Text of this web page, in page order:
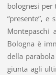
bolognesi per
“presente”,
Montepaschi
Bologna è
della
giunta agli